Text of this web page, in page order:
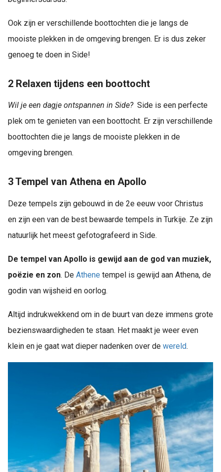
Ook zijn er verschillende boottochten die je langs de
mooiste plekken in de omgeving brengen. Er is dus zeker
genoeg te doen in Side!
2 Relaxen tijdens een boottocht
Wil je een dagje ontspannen in Side?Side is een perfecte
plek om te genieten van een boottocht. Er zijn verschillende
boottochten die je langs de mooiste plekken in de
omgeving brengen.
3 Tempel van Athena en Apollo
Deze tempels zijn gebouwd in de 2e eeuw voor Christus
en zijn een van de best bewaarde tempels in Turkije. Ze zijn
natuurlijk het meest gefotografeerd in Side.
De tempel van Apollo is gewijd aan de god van muziek,
poëzie en zon. De Athene tempel is gewijd aan Athena, de
godin van wijsheid en oorlog.
Altijd indrukwekkend om in de buurt van deze immens grote
bezienswaardigheden te staan. Het maakt je weer even
klein en je gaat wat dieper nadenken over de wereld.